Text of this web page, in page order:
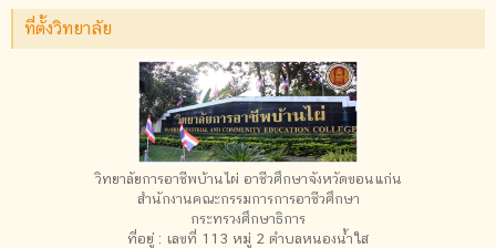
ที่ตั้งวิทยาลัย
วิทยาลัยการอาชีพบ้านไผ่ อาชีวศึกษาจังหวัดขอนแก่น
สำนักงานคณะกรรมการการอาชีวศึกษา
กระทรวงศึกษาธิการ
ที่อยู่ : เลขที่ 113 หมู่ 2 ตำบลหนองน้ำใส